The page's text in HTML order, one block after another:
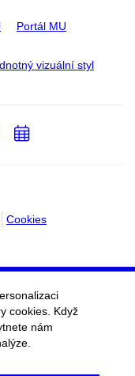
Portál MU
vizuální styl
Cookies
Přidat
cookies. Když
nám